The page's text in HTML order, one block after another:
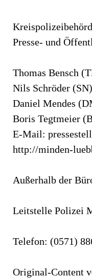
Presse- und
Thomas Bensch
Nils Schröder
Daniel Mendes
Boris Tegtmeier
E-Mail:
http://minden-
Außerhalb der
Leitstelle Polizei
Telefon: (0571)
Original-Content